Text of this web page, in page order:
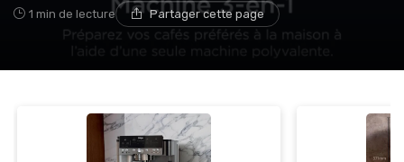
1 min de lecture Partager cette page
* En rejoignant le club, j'accepte de recevoir les emails
de Café ou Café et les offres de ses partenaires.